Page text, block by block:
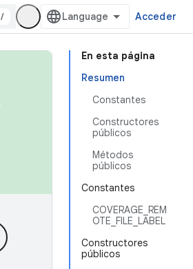
/ Acceder
En esta página
Resumen
Constantes
Constructores
públicos
Métodos
públicos
Constantes
COVERAGE_REM
OTE_FILE_LABEL
Constructores
públicos